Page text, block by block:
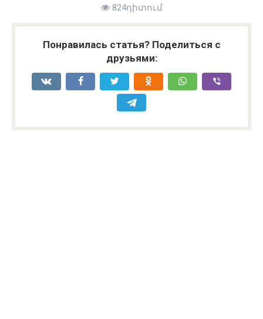
824դիտում
Понравилась статья? Поделиться с
друзьями: